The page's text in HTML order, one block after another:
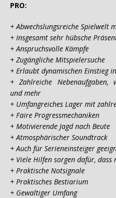
PRO:
+ Abwechslungsreiche Spielwelt
+ Insgesamt sehr hübsche
+ Anspruchsvolle Kämpfe
+ Zugängliche Mitspielersuche
+ Erlaubt dynamischen Einstieg
+ Zahlreiche Nebenaufgaben,
und mehr
+ Umfangreiches Lager mit
+ Faire Progressmechaniken
+ Motivierende Jagd nach Beute
+ Atmosphärischer Soundtrack
+ Auch für Serieneinsteiger
+ Viele Hilfen sorgen dafür,
+ Praktische Notsignale
+ Praktisches Bestiarium
+ Gewaltiger Umfang